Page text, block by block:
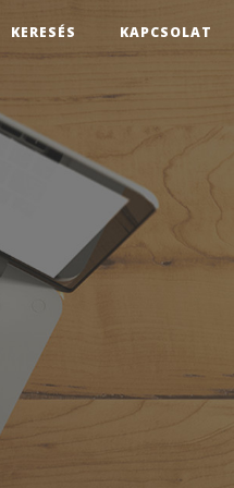
KERESÉS KAPCSOLAT